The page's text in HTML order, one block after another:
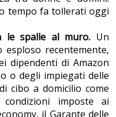
tempo fa tollerati oggi
le spalle al muro. Un
recentemente,
dipendenti di Amazon
o degli impiegati delle
cibo a domicilio come
imposte ai
il Garante delle